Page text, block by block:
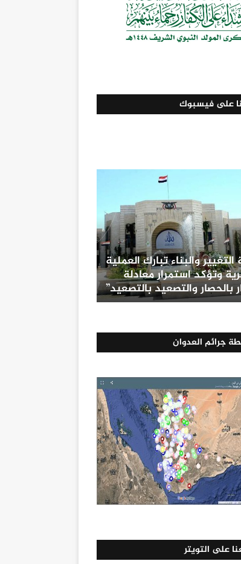
على فيسبوك
والبناء تبارك العملية
وتؤكد استمرار معادلة
بالحصار والتصعيد بالتصعيد”
جرائم العدوان
على التويتر